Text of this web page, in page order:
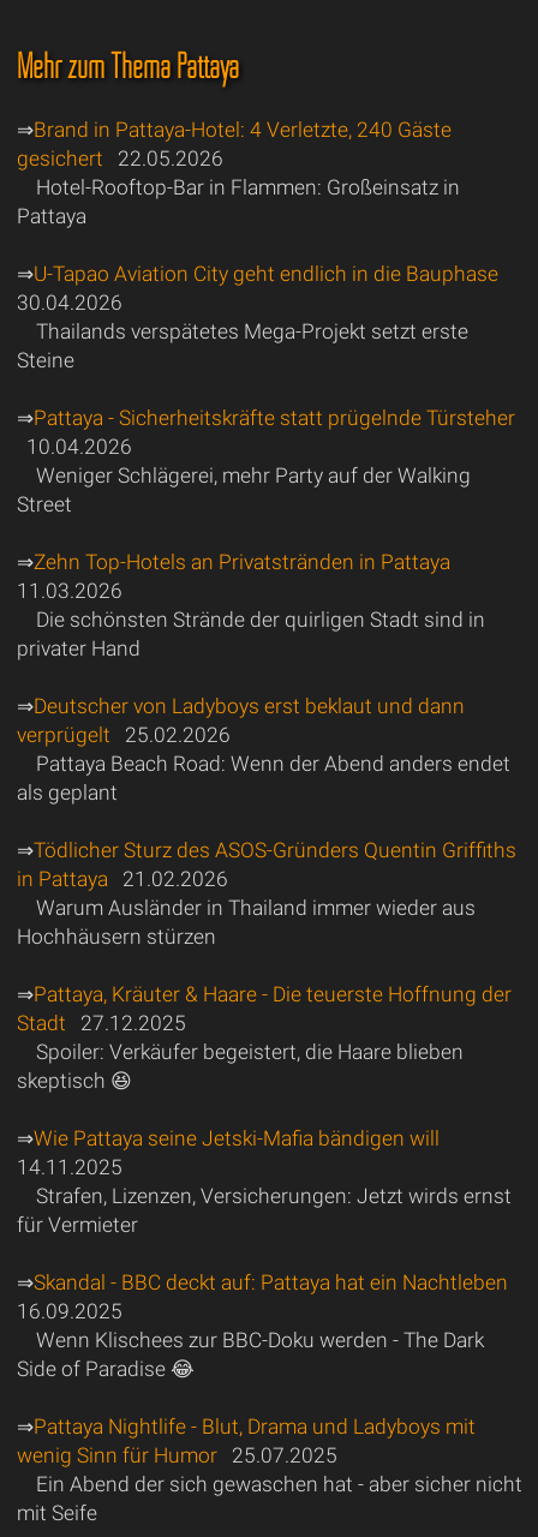
Mehr zum Thema Pattaya
⇒Brand in Pattaya-Hotel: 4 Verletzte, 240 Gäste
gesichert 22.05.2026
Hotel-Rooftop-Bar in Flammen: Großeinsatz in
Pattaya
⇒U-Tapao Aviation City geht endlich in die Bauphase
30.04.2026
Thailands verspätetes Mega-Projekt setzt erste
Steine
⇒Pattaya - Sicherheitskräfte statt prügelnde Türsteher
10.04.2026
Weniger Schlägerei, mehr Party auf der Walking
Street
⇒Zehn Top-Hotels an Privatstränden in Pattaya
11.03.2026
Die schönsten Strände der quirligen Stadt sind in
privater Hand
⇒Deutscher von Ladyboys erst beklaut und dann
verprügelt 25.02.2026
Pattaya Beach Road: Wenn der Abend anders endet
als geplant
⇒Tödlicher Sturz des ASOS-Gründers Quentin Griffiths
in Pattaya 21.02.2026
Warum Ausländer in Thailand immer wieder aus
Hochhäusern stürzen
⇒Pattaya, Kräuter & Haare - Die teuerste Hoffnung der
Stadt 27.12.2025
Spoiler: Verkäufer begeistert, die Haare blieben
skeptisch 😆
⇒Wie Pattaya seine Jetski-Mafia bändigen will
14.11.2025
Strafen, Lizenzen, Versicherungen: Jetzt wirds ernst
für Vermieter
⇒Skandal - BBC deckt auf: Pattaya hat ein Nachtleben
16.09.2025
Wenn Klischees zur BBC-Doku werden - The Dark
Side of Paradise 😂
⇒Pattaya Nightlife - Blut, Drama und Ladyboys mit
wenig Sinn für Humor25.07.2025
Ein Abend der sich gewaschen hat - aber sicher nicht
mit Seife